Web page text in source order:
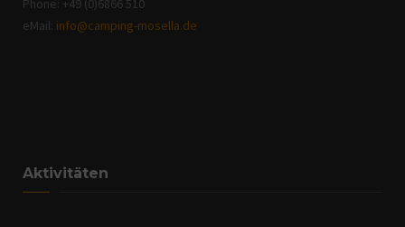
Phone: +49 (0)6866 510
eMail: info@camping-mosella.de
Aktivitäten